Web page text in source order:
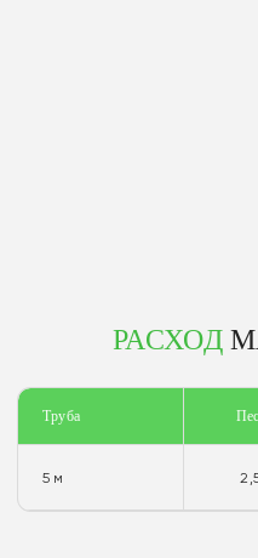
РАСХОД
Труба
5 м